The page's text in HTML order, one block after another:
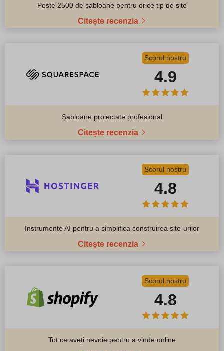
Peste 2500 de șabloane pentru orice tip de site
Citește recenzia
Scorul nostru
4.9
Șabloane proiectate profesional
Citește recenzia
Scorul nostru
4.8
Instrumente AI pentru a simplifica construirea site-urilor
Citește recenzia
Scorul nostru
4.8
Tot ce aveți nevoie pentru a vinde online